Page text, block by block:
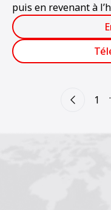
puis en revenant à
qu’on se trouve au
technologique qui
changements,
1